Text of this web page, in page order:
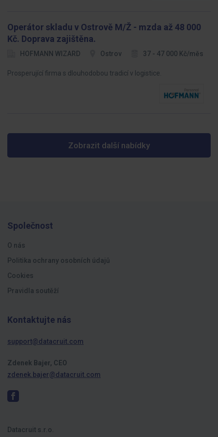
Operátor skladu v Ostrově M/Ž - mzda až 48 000
Kč. Doprava zajištěna.
HOFMANN WIZARD Ostrov 37 - 47 000 Kč/měs
Prosperující firma s dlouhodobou tradicí v logistice.
Zobrazit další nabídky
Společnost
O nás
Politika ochrany osobních údajů
Cookies
Pravidla soutěží
Kontaktujte nás
support@datacruit.com
Zdenek Bajer, CEO
zdenek.bajer@datacruit.com
Datacruit s.r.o.